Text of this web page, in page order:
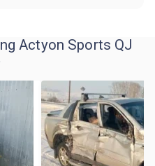
Actyon Sports QJ